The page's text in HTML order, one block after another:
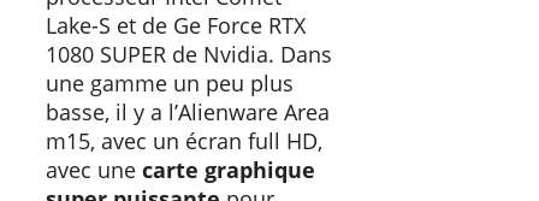
Lake-S et de Ge Force RTX
1080 SUPER de Nvidia. Dans
une gamme un peu plus
basse, il y a l’Alienware Area
m15, avec un écran full HD,
avec une carte graphique